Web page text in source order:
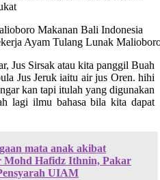
Ayam Tulang Lunak
Jus Sirsak atau kita panggil Buah
Jus Jeruk iaitu air jus Oren. hihi
kan tapi itulah yang digunakan
lagi ilmu bahasa bila kita dapat
mata anak akibat
Mohd Hafidz Ithnin, Pakar
UIAM